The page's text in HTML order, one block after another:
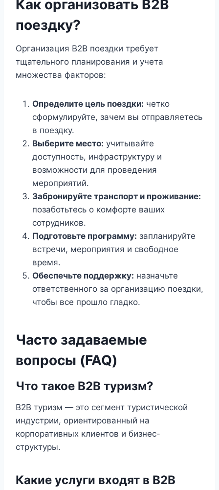
Как организовать B2B
поездку?
Организация B2B поездки требует
тщательного планирования и учета
множества факторов:
Определите цель поездки: четко
сформулируйте, зачем вы отправляетесь
в поездку.
Выберите место: учитывайте
доступность, инфраструктуру и
возможности для проведения
мероприятий.
Забронируйте транспорт и проживание:
позаботьтесь о комфорте ваших
сотрудников.
Подготовьте программу: запланируйте
встречи, мероприятия и свободное
время.
Обеспечьте поддержку: назначьте
ответственного за организацию поездки,
чтобы все прошло гладко.
Часто задаваемые
вопросы (FAQ)
Что такое B2B туризм?
B2B туризм — это сегмент туристической
индустрии, ориентированный на
корпоративных клиентов и бизнес-
структуры.
Какие услуги входят в B2B